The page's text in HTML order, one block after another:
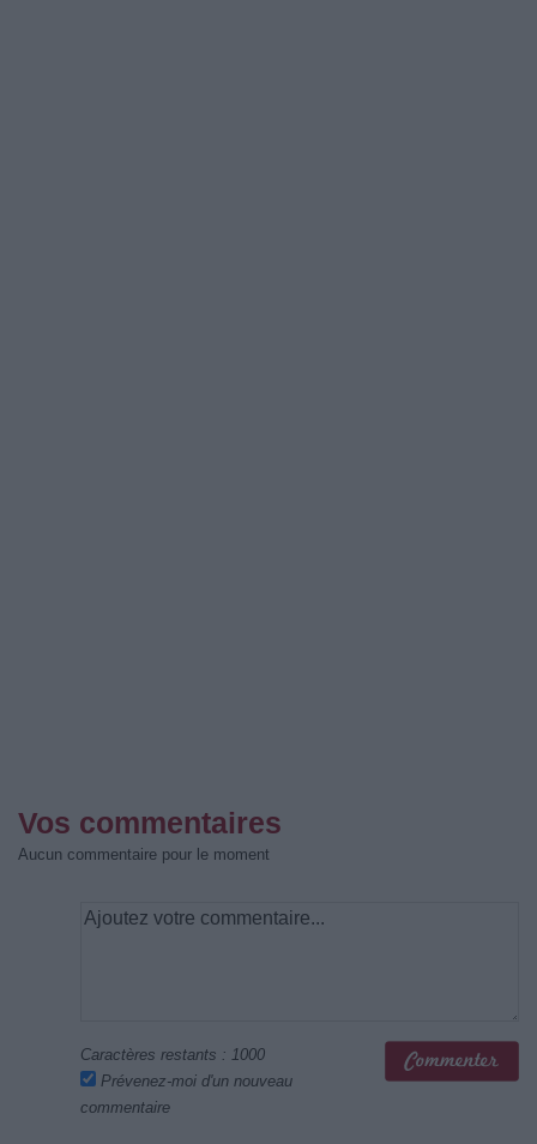
Vos commentaires
Aucun commentaire pour le moment
Caractères restants : 1000
Prévenez-moi d'un nouveau
commentaire